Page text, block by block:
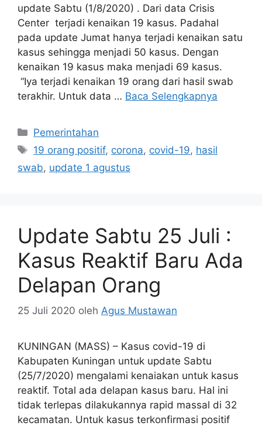
update Sabtu (1/8/2020) . Dari data Crisis
Center terjadi kenaikan 19 kasus. Padahal
pada update Jumat hanya terjadi kenaikan satu
kasus sehingga menjadi 50 kasus. Dengan
kenaikan 19 kasus maka menjadi 69 kasus.
“Iya terjadi kenaikan 19 orang dari hasil swab
terakhir. Untuk data … Baca Selengkapnya
Kategori
Pemerintahan
Tag
19 orang positif, corona, covid-19, hasil
swab, update 1 agustus
Update Sabtu 25 Juli :
Kasus Reaktif Baru Ada
Delapan Orang
25 Juli 2020 oleh Agus Mustawan
KUNINGAN (MASS) – Kasus covid-19 di
Kabupaten Kuningan untuk update Sabtu
(25/7/2020) mengalami kenaiakan untuk kasus
reaktif. Total ada delapan kasus baru. Hal ini
tidak terlepas dilakukannya rapid massal di 32
kecamatan. Untuk kasus terkonfirmasi positif